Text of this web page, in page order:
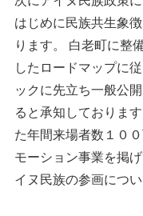
はじめに民族共生象
ります。 白老町に整
したロードマップに
ックに先立ち一般公
ると承知しておりま
た年間来場者数１０
モーション事業を掲
イヌ民族の参画につい